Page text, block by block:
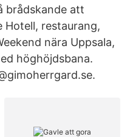
brådskande att
Hotell, restaurang,
nära Uppsala,
höghöjdsbana.